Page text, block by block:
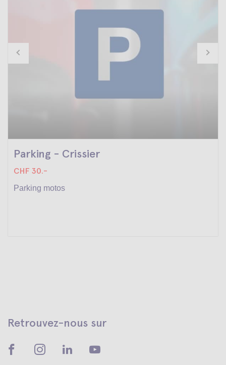
Parking - Crissier
CHF 30.-
Parking motos
Retrouvez-nous sur